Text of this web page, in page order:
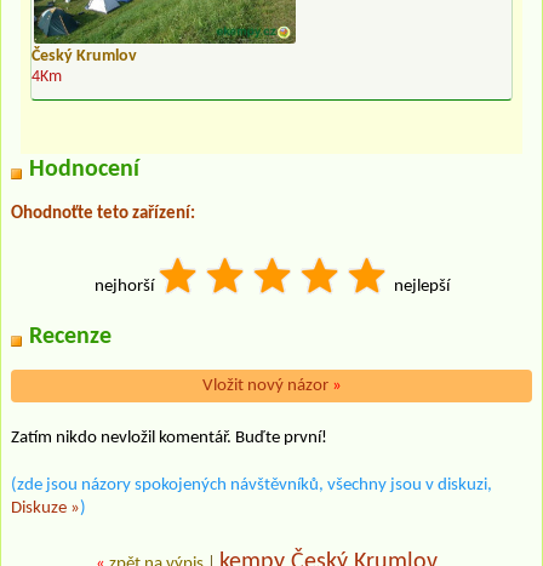
Český Krumlov
4Km
Hodnocení
Ohodnoťte teto zařízení:
nejhorší nejlepší
Recenze
Vložit nový názor »
Zatím nikdo nevložil komentář. Buďte první!
(zde jsou názory spokojených návštěvníků, všechny jsou v diskuzi,
Diskuze »)